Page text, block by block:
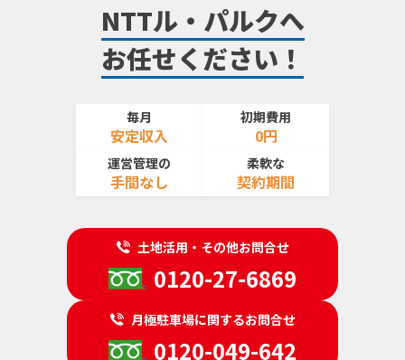
NTTル・パルクへ
お任せください！
毎月
安定収入
初期費用
0円
運営管理の
手間なし
柔軟な
契約期間
土地活用・その他お問合せ
0120-27-6869
月極駐車場に関するお問合せ
0120-049-642